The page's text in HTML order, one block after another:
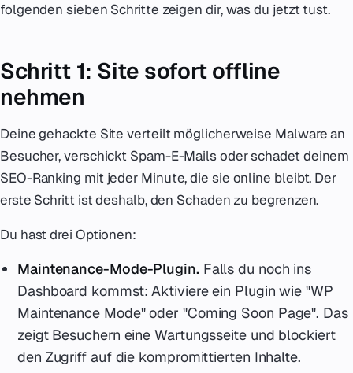
folgenden sieben Schritte zeigen dir, was du jetzt tust.
Schritt 1: Site sofort offline
nehmen
Deine gehackte Site verteilt möglicherweise Malware an
Besucher, verschickt Spam-E-Mails oder schadet deinem
SEO-Ranking mit jeder Minute, die sie online bleibt. Der
erste Schritt ist deshalb, den Schaden zu begrenzen.
Du hast drei Optionen:
Maintenance-Mode-Plugin. Falls du noch ins
Dashboard kommst: Aktiviere ein Plugin wie "WP
Maintenance Mode" oder "Coming Soon Page". Das
zeigt Besuchern eine Wartungsseite und blockiert
den Zugriff auf die kompromittierten Inhalte.